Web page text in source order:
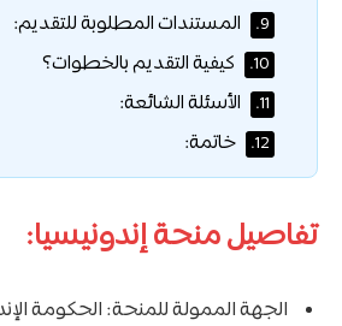
9. المستندات المطلوبة للتقديم:
10. كيفية التقديم بالخطوات؟
11. الأسئلة الشائعة:
12. خاتمة:
تفاصيل منحة إندونيسيا:
الجهة الممولة للمنحة: الحكومة